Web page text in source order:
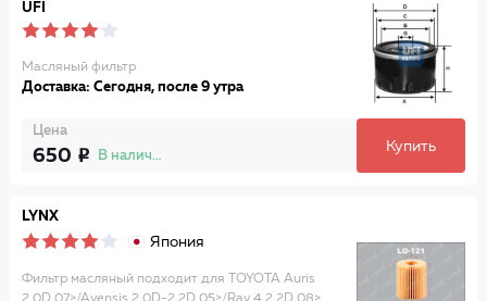
UFI
Масляный фильтр
Доставка: Сегодня, после 9 утра
Цена
650 В наличии
Купить
LYNX
Япония
Фильтр масляный подходит для TOYOTA Auris